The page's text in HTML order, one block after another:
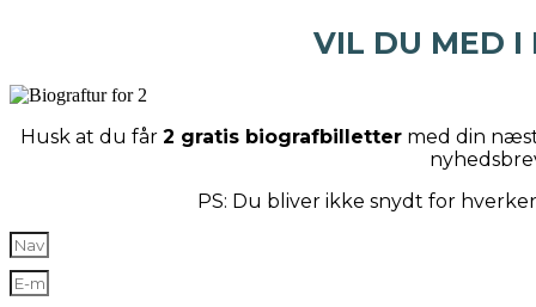
VIL DU MED I
Husk at du får 2 gratis biografbillettermed din
PS: Du bliver ikke snydt for